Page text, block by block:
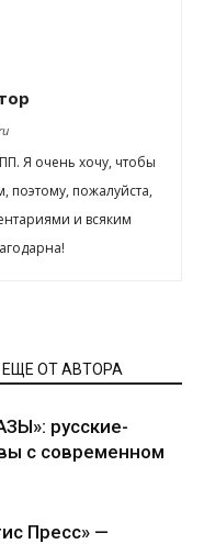
Я очень хочу, чтобы
пожалуйста,
и всяким
ЕЩЕ ОТ АВТОРА
русские-
с современном
Пресс» —